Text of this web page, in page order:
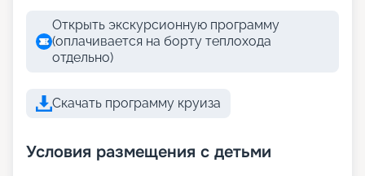
Открыть экскурсионную программу
(оплачивается на борту теплохода
отдельно)
Скачать программу круиза
Условия размещения с детьми